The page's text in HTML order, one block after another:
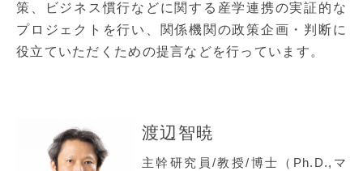
策、ビジネス慣行などに関する産学連携の実証的な
プロジェクトを行い、関係機関の政策企画・判断に
役立ていただくための提言などを行っています。
渡辺智暁
主幹研究員/教授/博士（Ph.D.,マ